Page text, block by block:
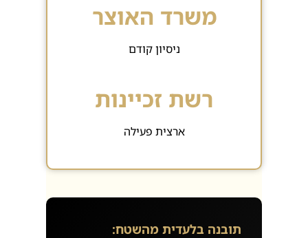
משרד האוצר
ניסיון קודם
רשת זכיינות
ארצית פעילה
תובנה בלעדית מהשטח: